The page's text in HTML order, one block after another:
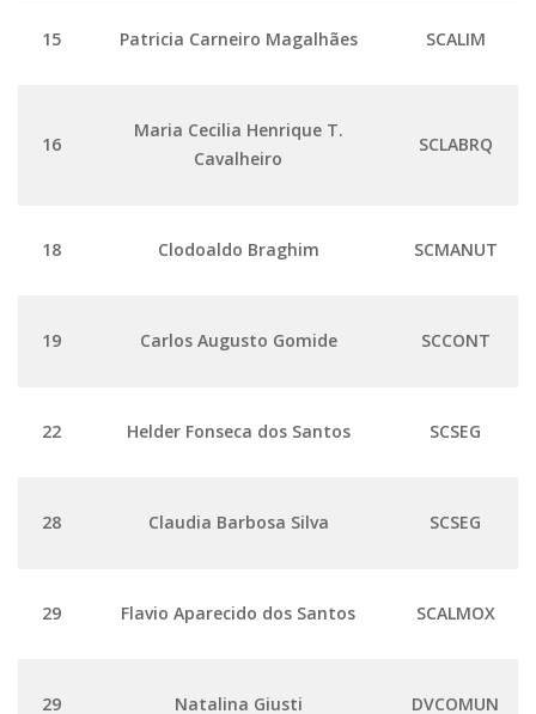
Comunicação e Informática
Acessibilidade
Pequeno Cidadão
Ensino e Pesquisa
Informações para ingressantes
Telefones e E-mails
15 Patricia Carneiro Magalhães SCALIM
16
Maria Cecilia Henrique T.
Cavalheiro
SCLABRQ
18 Clodoaldo Braghim SCMANUT
19 Carlos Augusto Gomide SCCONT
22 Helder Fonseca dos Santos SCSEG
28 Claudia Barbosa Silva SCSEG
29 Flavio Aparecido dos Santos SCALMOX
29 Natalina Giusti DVCOMUN